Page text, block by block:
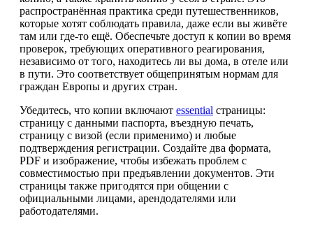
распространённая практика среди путешественников,
которые хотят соблюдать правила, даже если вы живёте
там или где-то ещё. Обеспечьте доступ к копии во время
проверок, требующих оперативного реагирования,
независимо от того, находитесь ли вы дома, в отеле или
в пути. Это соответствует общепринятым нормам для
граждан Европы и других стран.
Убедитесь, что копии включают essential страницы:
страницу с данными паспорта, въездную печать,
страницу с визой (если применимо) и любые
подтверждения регистрации. Создайте два формата,
PDF и изображение, чтобы избежать проблем с
совместимостью при предъявлении документов. Эти
страницы также пригодятся при общении с
официальными лицами, арендодателями или
работодателями.